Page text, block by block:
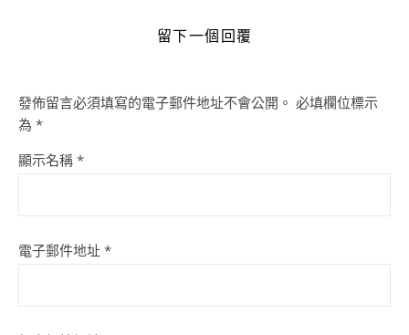
留下一個回覆
發佈留言必須填寫的電子郵件地址不會公開。 必填欄位標示
為 *
顯示名稱 *
電子郵件地址 *